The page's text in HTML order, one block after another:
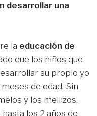
desarrollar una
la educación de
que los niños que
su propio yo
de edad. Sin
y los mellizos,
los 2 años de